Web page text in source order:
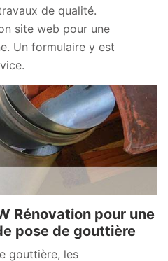
de qualité.
site web pour une
Un formulaire y est
Rénovation pour une
pose de gouttière
gouttière, les